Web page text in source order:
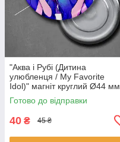
"Аква і Рубі (Дитина
улюбленця / My Favorite
Idol)" магніт круглий Ø44 мм
Готово до відправки
40 ₴ 45 ₴